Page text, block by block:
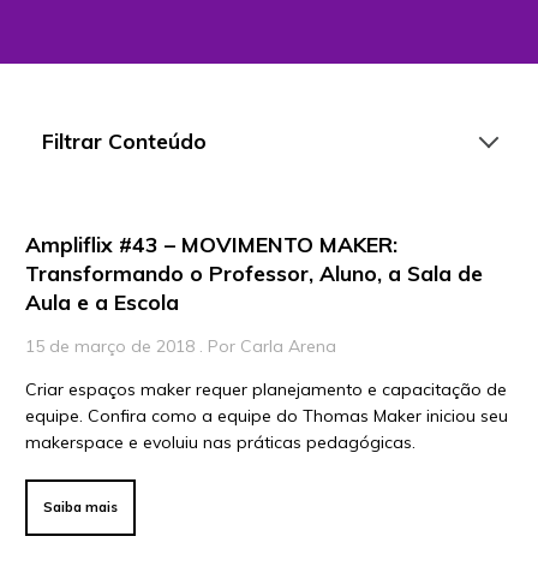
Filtrar Conteúdo
Artigos
Playlists
Vídeos
Para Educadores
Para Instituições
Ampliflix #43 – MOVIMENTO MAKER:
Transformando o Professor, Aluno, a Sala de
Aula e a Escola
15 de março de 2018 . Por Carla Arena
Criar espaços maker requer planejamento e capacitação de
equipe. Confira como a equipe do Thomas Maker iniciou seu
makerspace e evoluiu nas práticas pedagógicas.
Saiba mais